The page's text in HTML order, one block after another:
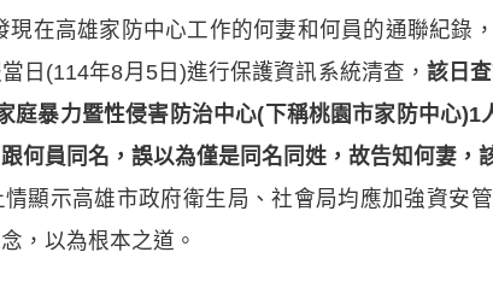
高雄家防中心工作的何妻和何員的通聯紀錄
日(114年8月5日)進行保護資訊系統清查， 該日
庭暴力暨性侵害防治中心(下稱桃園市家防中心
何員同名，誤以為僅是同名同姓，故告知何妻，
情顯示高雄市政府衛生局、社會局均應加強資安
，以為根本之道。